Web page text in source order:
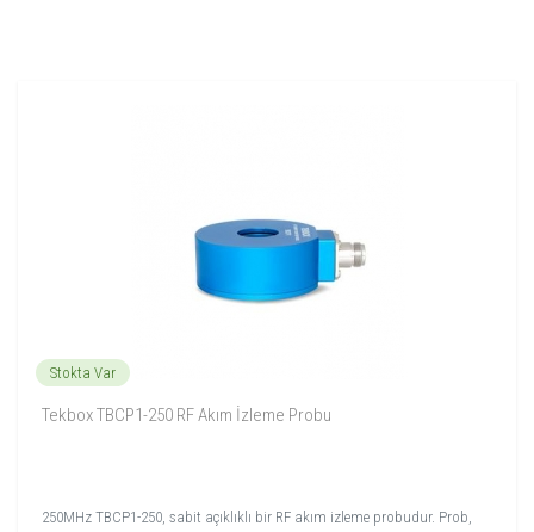
Stokta Var
Tekbox TBCP1-250 RF Akım İzleme Probu
250MHz TBCP1-250, sabit açıklıklı bir RF akım izleme probudur. Prob,